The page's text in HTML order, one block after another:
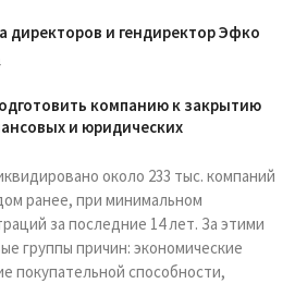
директоров и гендиректор Эфко
компанию к закрытию
и юридических
около 233 тыс. компаний
ранее, при минимальном
за последние 14 лет. За этими
группы причин: экономические
покупательной способности,